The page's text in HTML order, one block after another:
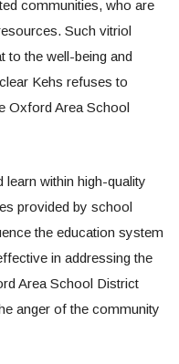
communities, who are
Such vitriol
to the well-being and
Kehs refuses to
Oxford Area School
within high-quality
provided by school
the education system
in addressing the
Area School District
anger of the community